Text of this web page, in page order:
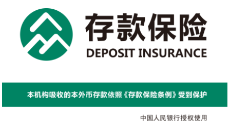
Deposit
Financing
Service
border
Business
Service
Service